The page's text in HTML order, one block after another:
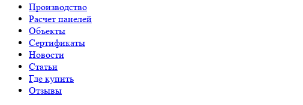
Производство
Расчет панелей
Объекты
Сертификаты
Новости
Статьи
Где купить
Отзывы